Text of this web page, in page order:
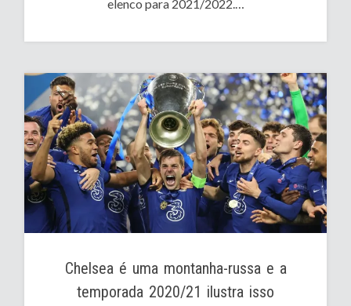
elenco para 2021/2022.…
Chelsea é uma montanha-russa e a
temporada 2020/21 ilustra isso